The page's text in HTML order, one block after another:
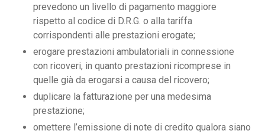
prevedono un livello di pagamento maggiore
rispetto al codice di D.R.G. o alla tariffa
corrispondenti alle prestazioni erogate;
erogare prestazioni ambulatoriali in connessione
con ricoveri, in quanto prestazioni ricomprese in
quelle già da erogarsi a causa del ricovero;
duplicare la fatturazione per una medesima
prestazione;
omettere l’emissione di note di credito qualora siano